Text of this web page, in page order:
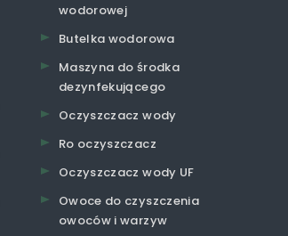
wodorowej
Butelka wodorowa
Maszyna do środka
dezynfekującego
Oczyszczacz wody
Ro oczyszczacz
Oczyszczacz wody UF
Owoce do czyszczenia
owoców i warzyw